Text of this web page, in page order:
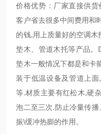
价格优势：厂家直接供
客户省去很多中间费用和
的钱,用上质量好的空调
垫木、管道木托等产品。
垫木一般情况下都是和卡
装于低温设备及管道上面,
等.材质主要有红松木,硬
泡二至三次.防止冷量传
振\缓冲热膨的作用。